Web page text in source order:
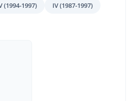
(1994-1997)
IV (1987-1997)